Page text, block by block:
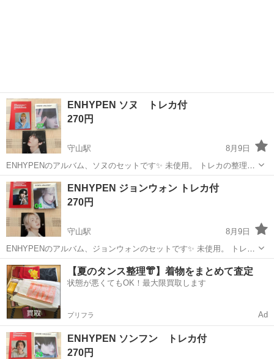
ENHYPEN ソヌ トレカ付
270円
守山駅
8月9日
ENHYPENのアルバム、ソヌのセットです✨ 未使用。 トレカの整理の
ため開封のみしました。 トレカは初期傷がある場合があります。 こち
らのセットは複数枚所持しています🫧
滋賀 守山市 ENHYPEN
ENHYPEN ジョンウォン トレカ付
270円
守山駅
8月9日
ENHYPENのアルバム、ジョンウォンのセットです✨ 未使用。 トレカ
の整理のため開封のみしました。 トレカは初期傷がある場合がありま
す。 こちらのセットは複数枚所持しています🫧
滋賀 守山市 守山駅 CD ENHYPEN
【夏のタンス整理👘】着物をまとめて査定
状態が悪くてもOK！最大限買取します
プリフラ Ad
ENHYPEN ソンフン トレカ付
270円